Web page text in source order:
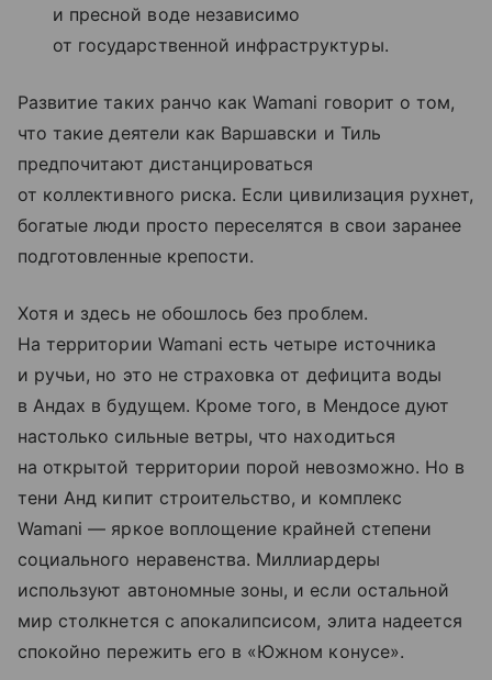
и пресной воде независимо
от государственной инфраструктуры.
Развитие таких ранчо как Wamani говорит о том,
что такие деятели как Варшавски и Тиль
предпочитают дистанцироваться
от коллективного риска. Если цивилизация рухнет,
богатые люди просто переселятся в свои заранее
подготовленные крепости.
Хотя и здесь не обошлось без проблем.
На территории Wamani есть четыре источника
и ручьи, но это не страховка от дефицита воды
в Андах в будущем. Кроме того, в Мендосе дуют
настолько сильные ветры, что находиться
на открытой территории порой невозможно. Но в
тени Анд кипит строительство, и комплекс
Wamani — яркое воплощение крайней степени
социального неравенства. Миллиардеры
используют автономные зоны, и если остальной
мир столкнется с апокалипсисом, элита надеется
спокойно пережить его в «Южном конусе».